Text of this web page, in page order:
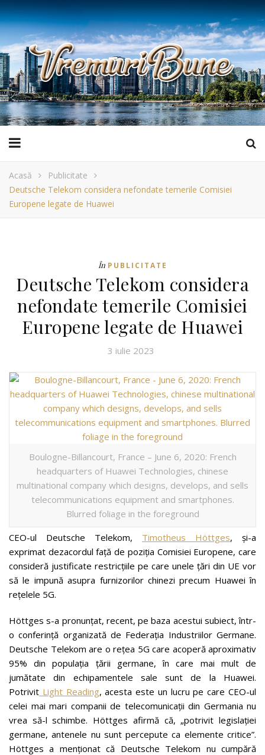
Acasă
Publicitate
Deutsche Telekom considera nefondate temerile Comisiei
Europene legate de Huawei
În PUBLICITATE
Deutsche Telekom considera
nefondate temerile Comisiei
Europene legate de Huawei
3 iulie 2023
Boulogne-Billancourt, France – June 6, 2020: French
headquarters of Huawei Technologies, chinese
multinational company which designs, develops, and sells
telecommunications equipment and smartphones.
Blurred foliage in the foreground
CEO-ul Deutsche Telekom, Timotheus Höttges, și-a
exprimat dezacordul față de poziția Comisiei Europene, care
consideră justificate restricțiile pe care unele țări din UE vor
să le impună asupra furnizorilor chinezi precum Huawei în
rețelele 5G.
Höttges s-a pronunțat, recent, pe baza acestui subiect, într-
o conferință organizată de Federația Industriilor Germane.
Deutsche Telekom are o rețea 5G care acoperă aproximativ
95% din populația țării germane, în care mai mult de
jumătate din echipamentele sale sunt de la Huawei.
Potrivit Light Reading, acesta este un lucru pe care CEO-ul
celei mai mari companii de telecomunicații din Germania nu
vrea să-l schimbe. Höttges afirmă că, „potrivit legislației
germane, antenele nu sunt percepute ca elemente critice”.
Höttges a menționat că Deutsche Telekom nu cumpără